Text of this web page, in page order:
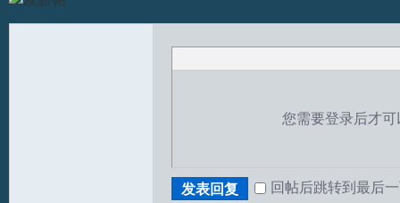
您需要登录后才
发表回复 回帖后跳转到最后